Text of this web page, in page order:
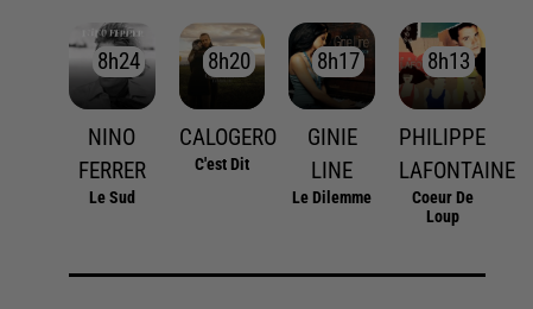
8h24
8h24
NINO
FERRER
Le Sud
8h20
8h20
CALOGERO
C'est Dit
8h17
8h17
GINIE
LINE
Le Dilemme
8h13
8h13
PHILIPPE
LAFONTAINE
Coeur De
Loup